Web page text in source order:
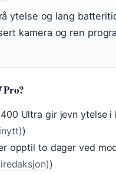
ytelse og lang
kamera og ren
Pro?
Ultra gir jevn ytelse i
)
opptil to dager ved
)